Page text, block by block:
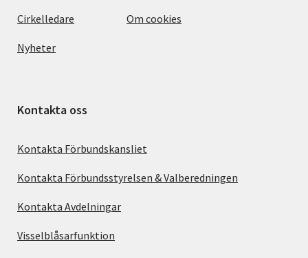
Cirkelledare
Nyheter
Om cookies
Kontakta oss
Kontakta Förbundskansliet
Kontakta Förbundsstyrelsen & Valberedningen
Kontakta Avdelningar
Visselblåsarfunktion